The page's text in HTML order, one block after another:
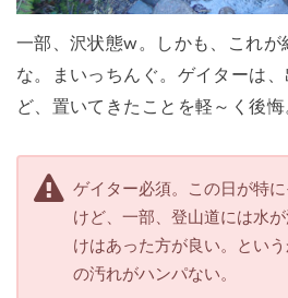
一部、沢状態w。しかも、これが
な。まいっちんぐ。ゲイターは
ど、置いてきたことを軽～く後悔
ゲイター必須。この日が特
けど、一部、登山道には水
けはあった方が良い。とい
の汚れがハンパない。